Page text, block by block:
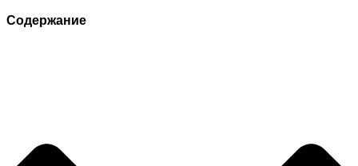
Содержание